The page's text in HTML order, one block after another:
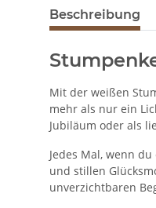
Beschreibung
Mit der weißen
mehr als nur ein
Jubiläum oder als
Jedes Mal, wenn
und stillen
unverzichtbaren